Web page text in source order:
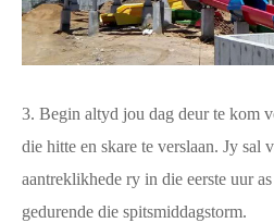
3. Begin altyd jou dag deur te kom
die hitte en skare te verslaan. Jy sal
aantreklikhede ry in die eerste uur
gedurende die spitsmiddagstorm.